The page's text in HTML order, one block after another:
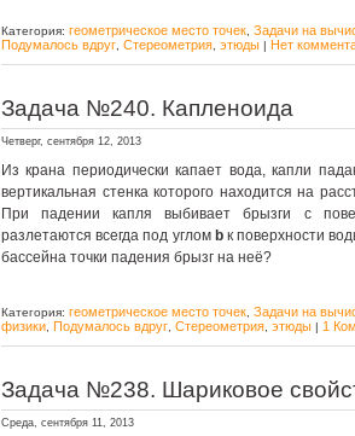
Категория: геометрическое место точек Задачи на
Подумалось вдруг Стереометрия этюды | Нет
Задача №240. Капленоида
Четверг, сентября 12, 2013
Из крана периодически капает вода, капли
вертикальная стенка которого находится на
При падении капля выбивает брызги с
разлетаются всегда под углом bк поверхности
бассейна точки падения брызг на неё?
Категория: геометрическое место точек Задачи на
физики Подумалось вдруг Стереометрия этюды | 1
Задача №238. Шариковое
Среда, сентября 11, 2013